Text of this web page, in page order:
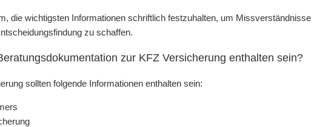
die wichtigsten Informationen schriftlich festzuhalten, um Missverständnisse
zu schaffen.
zur KFZ Versicherung enthalten sein?
sollten folgende Informationen enthalten sein: